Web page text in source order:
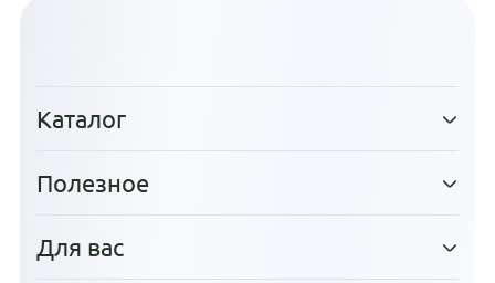
Каталог
Полезное
Для вас